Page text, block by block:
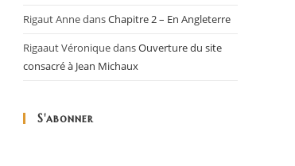
Rigaut AnnedansChapitre 2 – En Angleterre
Rigaaut VéroniquedansOuverture du site
consacré à Jean Michaux
S'abonner